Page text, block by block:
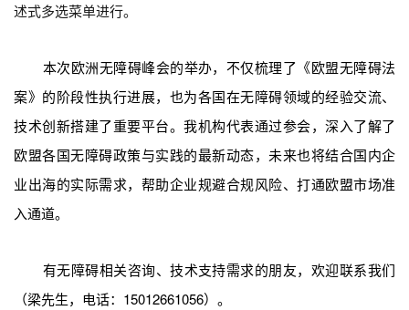
述式多选菜单进行。
本次欧洲无障碍峰会的举办，不仅梳理了《欧盟无障碍法
案》的阶段性执行进展，也为各国在无障碍领域的经验交流、
技术创新搭建了重要平台。我机构代表通过参会，深入了解了
欧盟各国无障碍政策与实践的最新动态，未来也将结合国内企
业出海的实际需求，帮助企业规避合规风险、打通欧盟市场准
入通道。
有无障碍相关咨询、技术支持需求的朋友，欢迎联系我们
（梁先生，电话：15012661056）。